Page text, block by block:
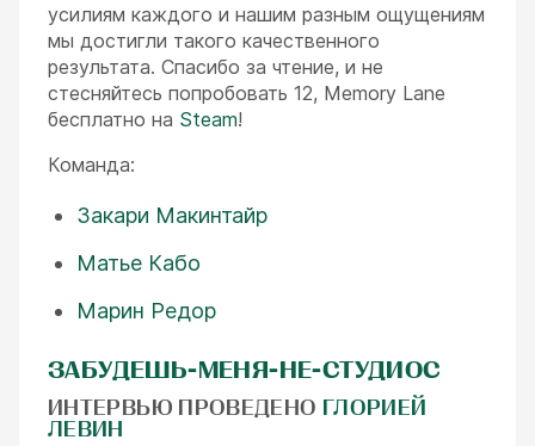
усилиям каждого и нашим разным ощущениям
мы достигли такого качественного
результата. Спасибо за чтение, и не
стесняйтесь попробовать 12, Memory Lane
бесплатно на Steam!
Команда:
Закари Макинтайр
Матье Кабо
Марин Редор
ЗАБУДЕШЬ-МЕНЯ-НЕ-СТУДИОС
ИНТЕРВЬЮ ПРОВЕДЕНО ГЛОРИЕЙ
ЛЕВИН